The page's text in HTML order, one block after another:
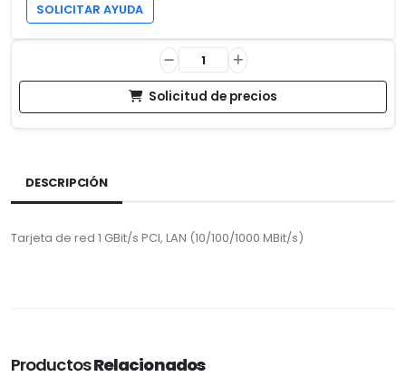
SOLICITAR AYUDA
Solicitud de precios
DESCRIPCIÓN
Tarjeta de red 1 GBit/s PCI, LAN (10/100/1000 MBit/s)
ProductosRelacionados